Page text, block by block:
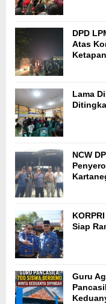
DPD
Atas
Lama
NCW
Siap
Guru